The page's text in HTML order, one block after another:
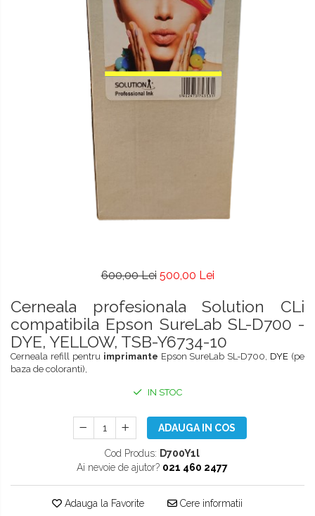
600,00 Lei 500,00 Lei
Cerneala profesionala Solution CLi
compatibila Epson SureLab SL-D700 -
DYE, YELLOW, TSB-Y6734-10
Cerneala refill pentru imprimante Epson SureLab SL-D700, DYE (pe
baza de coloranti),
IN STOC
ADAUGA IN COS
Cod Produs: D700Y1l
Ai nevoie de ajutor? 021 460 2477
Adauga la Favorite Cere informatii